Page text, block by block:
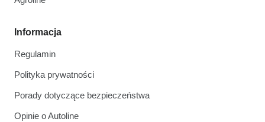
Informacja
Regulamin
Polityka prywatności
Porady dotyczące bezpieczeństwa
Opinie o Autoline